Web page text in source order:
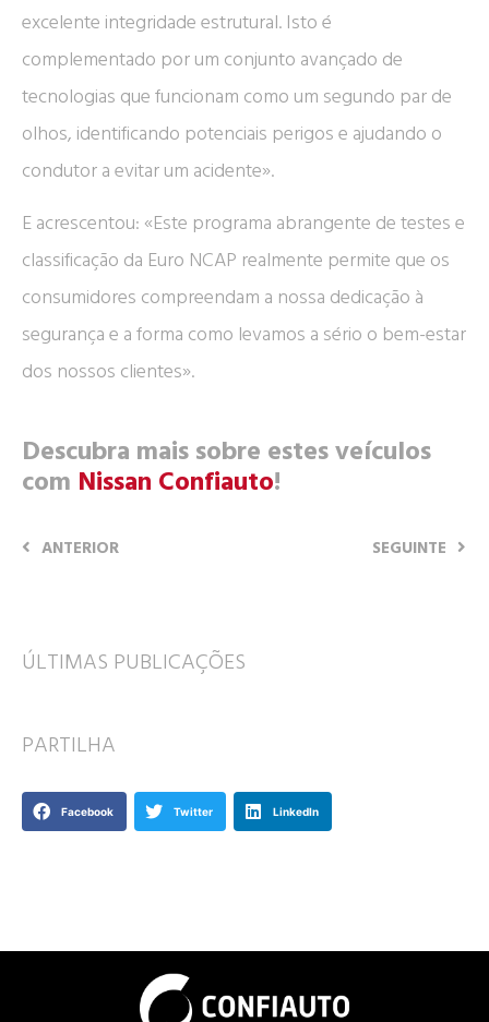
excelente integridade estrutural. Isto é
complementado por um conjunto avançado de
tecnologias que funcionam como um segundo par de
olhos, identificando potenciais perigos e ajudando o
condutor a evitar um acidente».
E acrescentou: «Este programa abrangente de testes e
classificação da Euro NCAP realmente permite que os
consumidores compreendam a nossa dedicação à
segurança e a forma como levamos a sério o bem-estar
dos nossos clientes».
Descubra mais sobre estes veículos
com Nissan Confiauto!
ANTERIOR SEGUINTE
ÚLTIMAS PUBLICAÇÕES
PARTILHA
Facebook Twitter LinkedIn